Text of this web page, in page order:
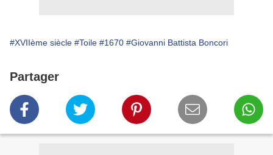
#XVIIème siècle #Toile #1670 #Giovanni Battista Boncori
Partager